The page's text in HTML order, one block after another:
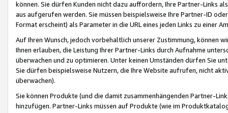
können. Sie dürfen Kunden nicht dazu auffordern, Ihre Partner-Links
aus aufgerufen werden. Sie müssen beispielsweise Ihre Partner-ID
Format erscheint) als Parameter in die URL eines jeden Links zu einer
Auf Ihren Wunsch, jedoch vorbehaltlich unserer Zustimmung, können
Ihnen erlauben, die Leistung Ihrer Partner-Links durch Aufnahme
überwachen und zu optimieren. Unter keinen Umständen dürfen Sie
Sie dürfen beispielsweise Nutzern, die Ihre Website aufrufen, nicht
überwachen).
Sie können Produkte (und die damit zusammenhängenden Partner-
hinzufügen. Partner-Links müssen auf Produkte (wie im